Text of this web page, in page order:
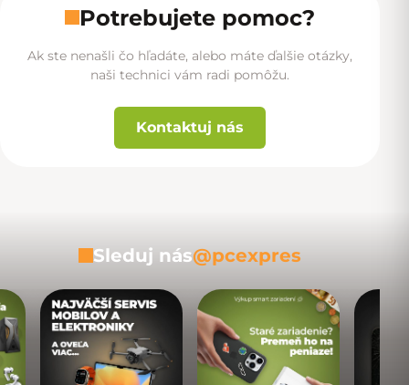
Potrebujete pomoc?
Ak ste nenašli čo hľadáte, alebo máte ďalšie otázky,
naši technici vám radi pomôžu.
Kontaktuj nás
Sleduj nás@pcexpres